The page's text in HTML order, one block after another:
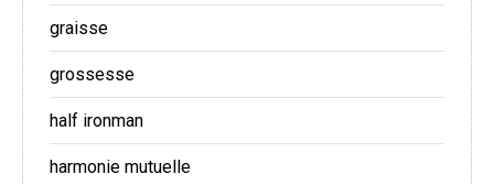
graisse
grossesse
half ironman
harmonie mutuelle